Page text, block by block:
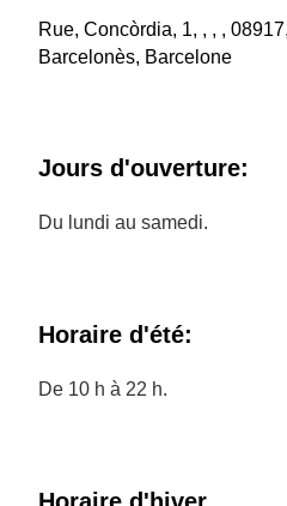
Rue, Concòrdia, 1, , , ,
Barcelonès, Barcelone
Jours d'ouverture:
Du lundi au samedi.
Horaire d'été:
De 10 h à 22 h.